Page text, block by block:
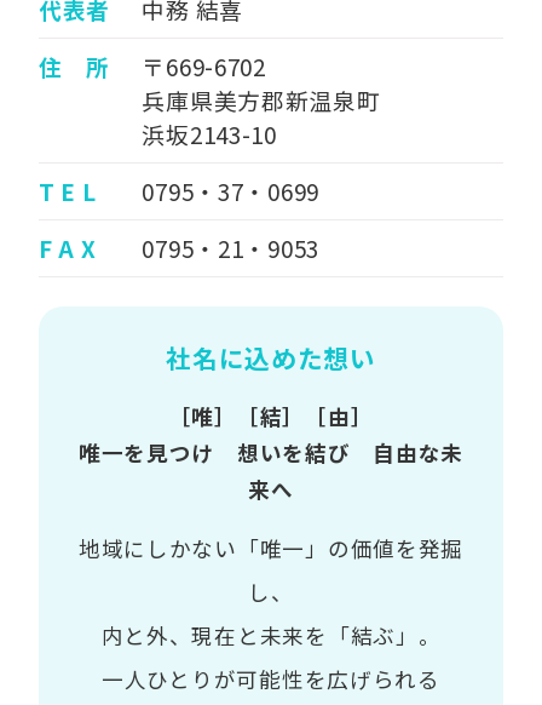
代表者
中務 結喜
住 所
〒669-6702
兵庫県美方郡新温泉町
浜坂2143-10
T E L
0795・37・0699
F A X
0795・21・9053
社名に込めた想い
［唯］［結］［由］
唯一を見つけ 想いを結び 自由な未
来へ
地域にしかない「唯一」の価値を発掘
し、
内と外、現在と未来を「結ぶ」。
一人ひとりが可能性を広げられる